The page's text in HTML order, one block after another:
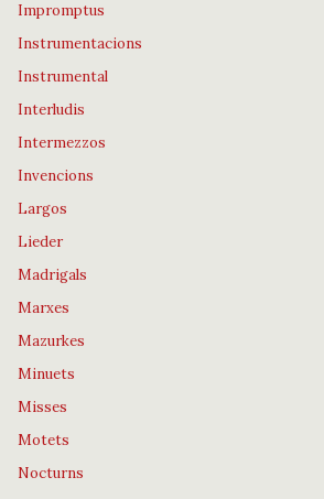
Impromptus
Instrumentacions
Instrumental
Interludis
Intermezzos
Invencions
Largos
Lieder
Madrigals
Marxes
Mazurkes
Minuets
Misses
Motets
Nocturns